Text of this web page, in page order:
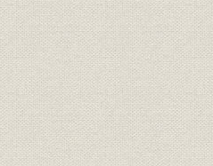
場の委任経営
限公司及び天津紙袋株式会社
出 武田忠
式会社